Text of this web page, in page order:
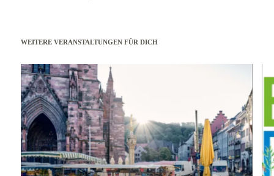
WEITERE VERANSTALTUNGEN FÜR DICH
mehr erfahren